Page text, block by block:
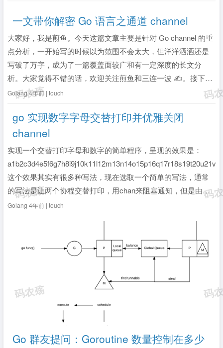
一文带你解密 Go 语言之通道 channel
大家好，我是煎鱼。今天这篇文章主要是针对 Go channel 的重
点分析，一开始写的时候以为范围不会太大，但洋洋洒洒还是
写破了万字，成为了一篇覆盖面较广和有一定深度的长文分
析。大家觉得不错的话，欢迎关注煎鱼和三连一波 ✍️。接下来
和煎鱼一起正式开始 Go channel 的学习之旅！Go 语言中的一
Golang4年前 | touch
go 实现数字字母交替打印并优雅关闭
channel
实现一个交替打印字母和数字的简单程序，呈现的效果是：
这个效果其实有很多种写法，现在选取一个简单的写法，通常
的写法是让两个协程交替打印，用chan来阻塞通知，但是由于
大部分的demo都没有考虑优雅退出的问题，这次的demo添...
Golang 4年前 | touch
Go 群友提问：Goroutine 数量控制在多少